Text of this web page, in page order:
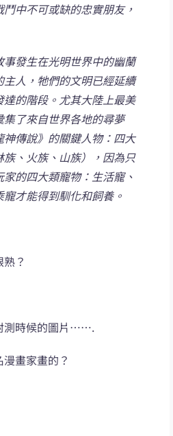
中不可或缺的忠實朋友，
發生在光明世界中的幽蘭
人，牠們的文明已經延續
達的階段。尤其大陸上最美
了來自世界各地的尋夢
傳說》的關鍵人物：四大
、火族、山族），因為只
的四大類寵物：生活寵、
才能得到馴化和飼養。
？
測時候的圖片…….
畫家畫的？